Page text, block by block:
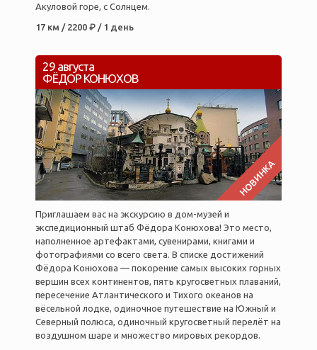
Акуловой горе, с Солнцем.
17 км / 2200 ₽ / 1 день
29 августа
ФЁДОР КОНЮХОВ
НОВИНКА
Приглашаем вас на экскурсию в дом-музей и
экспедиционный штаб Фёдора Конюхова! Это место,
наполненное артефактами, сувенирами, книгами и
фотографиями со всего света. В списке достижений
Фёдора Конюхова — покорение самых высоких горных
вершин всех континентов, пять кругосветных плаваний,
пересечение Атлантического и Тихого океанов на
вёсельной лодке, одиночное путешествие на Южный и
Северный полюса, одиночный кругосветный перелёт на
воздушном шаре и множество мировых рекордов.